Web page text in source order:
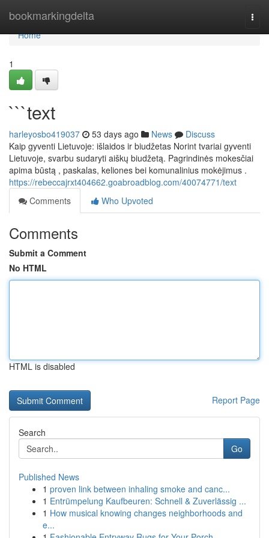
bookmarkingdelta
Home
Home
1
```text
harleyosbo419037 53 days ago News
Discuss
Kaip gyventi Lietuvoje: išlaidos ir biudžetas Norint tvariai gyventi
Lietuvoje, svarbu sudaryti aiškų biudžetą. Pagrindinės mokesčiai
apima būstą , paskalas, keliones bei komunalinius mokėjimus .
https://rebeccajrxt404662.goabroadblog.com/40074771/text
Comments
Who Upvoted
Comments
Submit a Comment
No HTML
HTML is disabled
Report Page
Search
Go
Published News
1 proven link between inhaling smoke and canc...
1 Entrümpelung Kaufbeuren: Schnell & Zuverlässig ...
1 How musical knowing changes neighborhoods and
e...